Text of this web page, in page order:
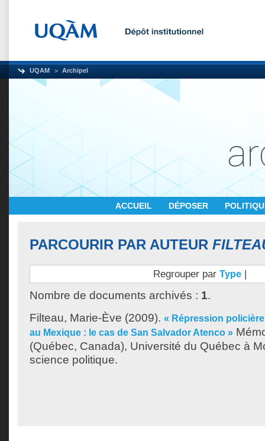
UQAM Archipel
ACCUEIL DÉPOSER
PARCOURIR PAR AUTEUR
Regrouper par Type |
Nombre de documents archivés : 1.
Filteau, Marie-Ève (2009). « Répression
au Mexique : le cas de San Salvador Atenco »
(Québec, Canada), Université du Québec à
science politique.